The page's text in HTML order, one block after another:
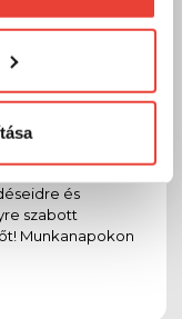
nem fogunk
kapcsolatban.
és
szabott
Munkanapokon